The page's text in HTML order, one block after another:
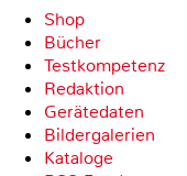
Shop
Bücher
Testkompetenz
Redaktion
Gerätedaten
Bildergalerien
Kataloge